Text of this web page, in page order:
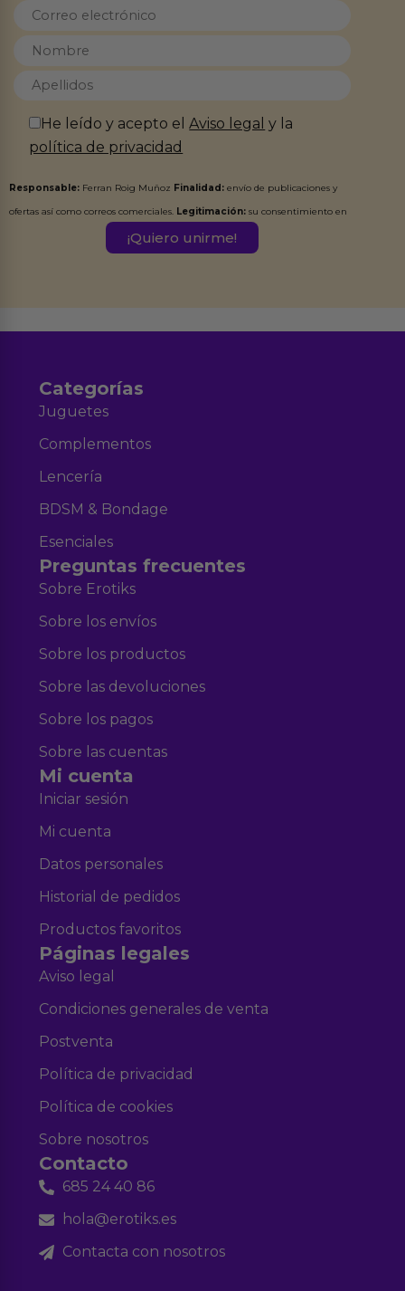
He leído y acepto elAviso legal y la
política de privacidad
Responsable: Ferran Roig Muñoz Finalidad: envío de publicaciones y
ofertas así como correos comerciales. Legitimación: su consentimiento en
Destinatarios:Ferran Roig Muñoz. Podrás ejercer tus
Categorías
Juguetes
Complementos
Lencería
BDSM & Bondage
Esenciales
Preguntas frecuentes
Sobre Erotiks
Sobre los envíos
Sobre los productos
Sobre las devoluciones
Sobre los pagos
Sobre las cuentas
Mi cuenta
Iniciar sesión
Mi cuenta
Datos personales
Historial de pedidos
Productos favoritos
Páginas legales
Aviso legal
Condiciones generales de venta
Postventa
Política de privacidad
Política de cookies
Sobre nosotros
Contacto
685 24 40 86
hola@erotiks.es
Contacta con nosotros